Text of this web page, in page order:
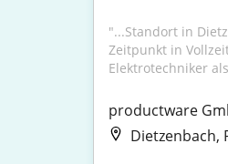
"...Standort in
Zeitpunkt in
Elektrotechniker als
productware
Dietzenbach,